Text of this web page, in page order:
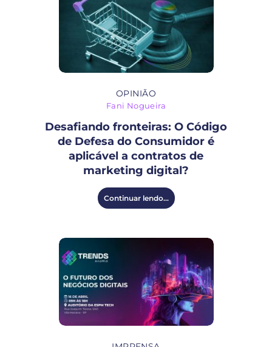
OPINIÃO
Fani Nogueira
Desafiando fronteiras: O Código
de Defesa do Consumidor é
aplicável a contratos de
marketing digital?
Continuar lendo...